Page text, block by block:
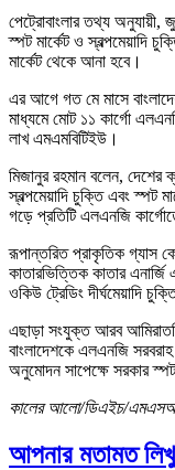
পেট্রোবাংলার তথ্য অনুযায়ী,
স্পট মার্কেট ও স্বল্পমেয়াদি
মার্কেট থেকে আনা হবে।
এর আগে গত মে মাসে
মাধ্যমে মোট ১১ কার্গো
লাখ এমএমবিটিইউ।
মিজানুর রহমান বলেন, দেশের
স্বল্পমেয়াদি চুক্তি এবং স্পট
গড়ে প্রতিটি এলএনজি
রূপান্তরিত প্রাকৃতিক গ্যাস
কাতারভিত্তিক কাতার এনার্জি
ওকিউ ট্রেডিং দীর্ঘমেয়াদি
এছাড়া সংযুক্ত আরব
বাংলাদেশকে এলএনজি
অনুমোদন সাপেক্ষে সরকার
কালের আলো/ডিএইচ/
আপনার মতামত